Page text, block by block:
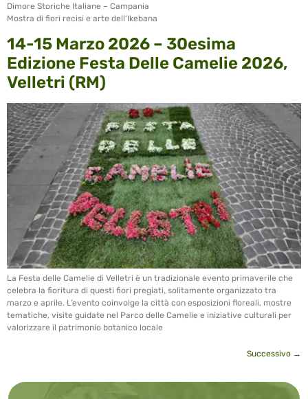
Dimore Storiche Italiane – Campania
Mostra di fiori recisi e arte dell’Ikebana
14-15 Marzo 2026 – 30esima
Edizione Festa Delle Camelie 2026,
Velletri (RM)
La Festa delle Camelie di Velletri è un tradizionale evento primaverile che
celebra la fioritura di questi fiori pregiati, solitamente organizzato tra
marzo e aprile. L’evento coinvolge la città con esposizioni floreali, mostre
tematiche, visite guidate nel Parco delle Camelie e iniziative culturali per
valorizzare il patrimonio botanico locale
Successivo →